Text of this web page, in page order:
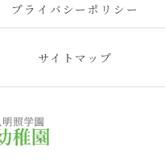
プライバシーポリシー
サイトマップ